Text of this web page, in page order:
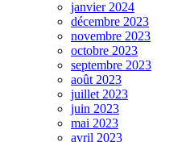
janvier 2024
décembre 2023
novembre 2023
octobre 2023
septembre 2023
août 2023
juillet 2023
juin 2023
mai 2023
avril 2023